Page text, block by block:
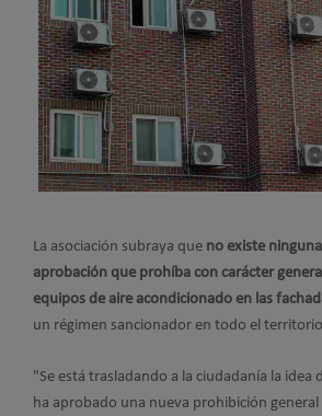
La asociación subraya que no existe
aprobación que prohíba con carácter
equipos de aire acondicionado en las
un régimen sancionador en todo el
"Se está trasladando a la ciudadanía la idea
ha aprobado una nueva prohibición